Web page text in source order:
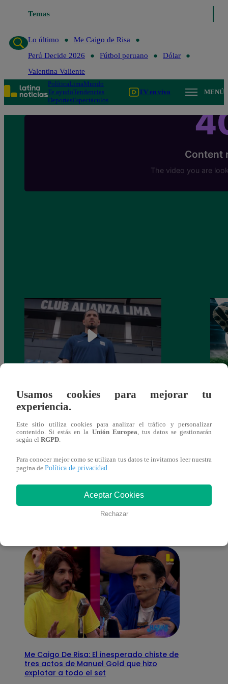
Temas
Lo último
Me Caigo de Risa
Perú Decide 2026
Fútbol peruano
Dólar
Valentina Valiente
PolíticaLimaMundo
Te ayudoTendencias
DeportesEspectáculos
TV en vivo MENÚ
Alianza Lima: así anunció a Sergio Peña
como nuevo fichaje para el Torneo
También te puede
interesar
Me Caigo De Risa: El inesperado chiste de
tres actos de Manuel Gold que hizo
explotar a todo el set
Usamos cookies para mejorar tu
experiencia.
Este sitio utiliza cookies para analizar el tráfico y personalizar
contenido. Si estás en la Unión Europea, tus datos se gestionarán
según el RGPD.
Para conocer mejor como se utilizan tus datos te invitamos leer nuestra
pagina de Política de privacidad.
Aceptar Cookies
Rechazar